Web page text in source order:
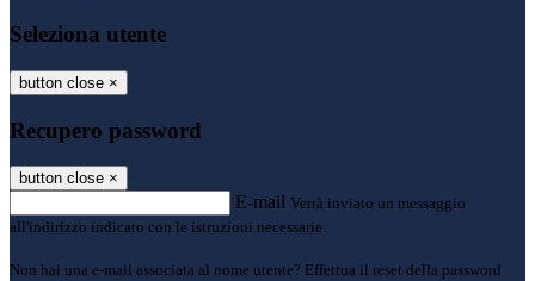
Seleziona utente
button close ×
Recupero password
button close ×
E-mail Verrà inviato un messaggio
all'indirizzo indicato con le istruzioni necessarie.
Non hai una e-mail associata al nome utente? Effettua il reset della password